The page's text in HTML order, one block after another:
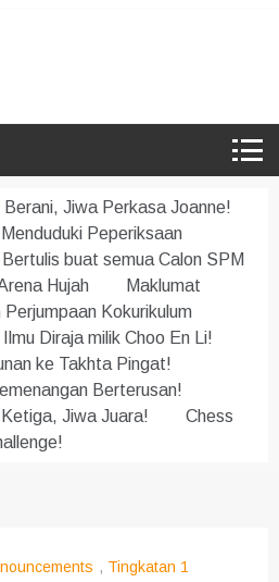
Berani, Jiwa Perkasa Joanne!
Peperiksaan
buat semua Calon SPM
Hujah
Maklumat
Perjumpaan Kokurikulum
Diraja milik Choo En Li!
ke Takhta Pingat!
Berterusan!
Ketiga, Jiwa Juara!
Chess
, Tingkatan 1